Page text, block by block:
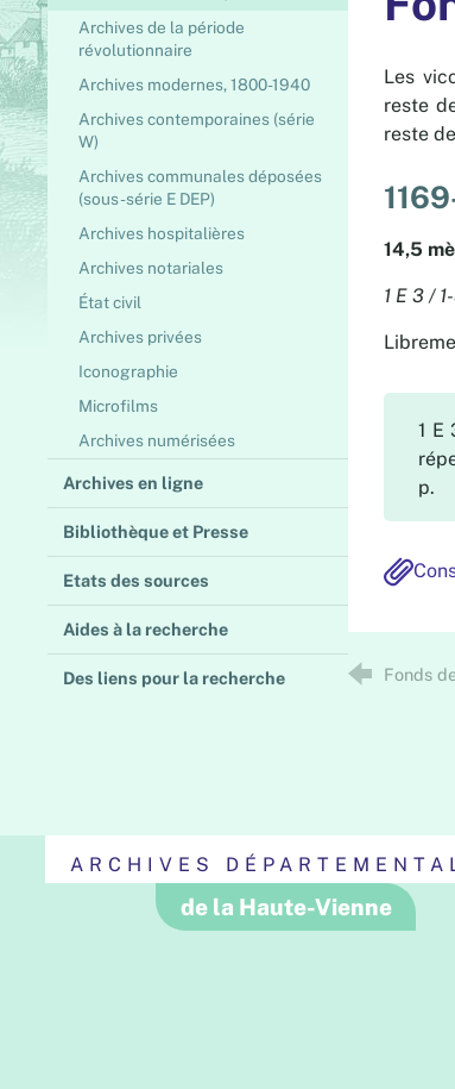
Archives de la période
révolutionnaire
Archives modernes, 1800-1940
Archives contemporaines (série
W)
Archives communales déposées
(sous-série E DEP)
Archives hospitalières
Archives notariales
État civil
Archives privées
Iconographie
Microfilms
Archives numérisées
Archives en ligne
Bibliothèque et Presse
Etats des sources
Aides à la recherche
Des liens pour la recherche
Les
reste
reste
14,5
1 E 3 /
1 E
p.
Fonds
ARCHIVES
de la Haute-Vienne